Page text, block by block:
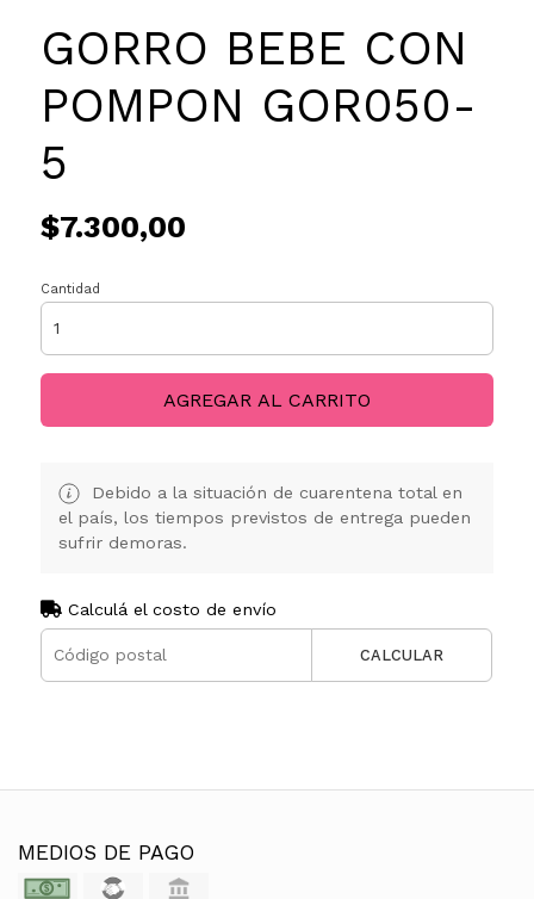
GORRO BEBE CON
POMPON GOR050-
5
$7.300,00
Cantidad
AGREGAR AL CARRITO
Debido a la situación de cuarentena total en
el país, los tiempos previstos de entrega pueden
sufrir demoras.
Calculá el costo de envío
CALCULAR
MEDIOS DE PAGO